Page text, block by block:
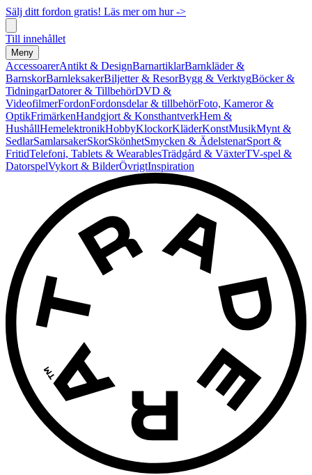
Sälj ditt fordon gratis! Läs mer om hur ->
Till innehållet
Meny
AccessoarerAntikt & DesignBarnartiklarBarnkläder &
BarnskorBarnleksakerBiljetter & ResorBygg & VerktygBöcker &
TidningarDatorer & TillbehörDVD &
VideofilmerFordonFordonsdelar & tillbehörFoto, Kameror &
OptikFrimärkenHandgjort & KonsthantverkHem &
HushållHemelektronikHobbyKlockorKläderKonstMusikMynt &
SedlarSamlarsakerSkorSkönhetSmycken & ÄdelstenarSport &
FritidTelefoni, Tablets & WearablesTrädgård & VäxterTV-spel &
DatorspelVykort & BilderÖvrigtInspiration